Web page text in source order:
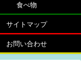
食べ物
サイトマップ
お問い合わせ